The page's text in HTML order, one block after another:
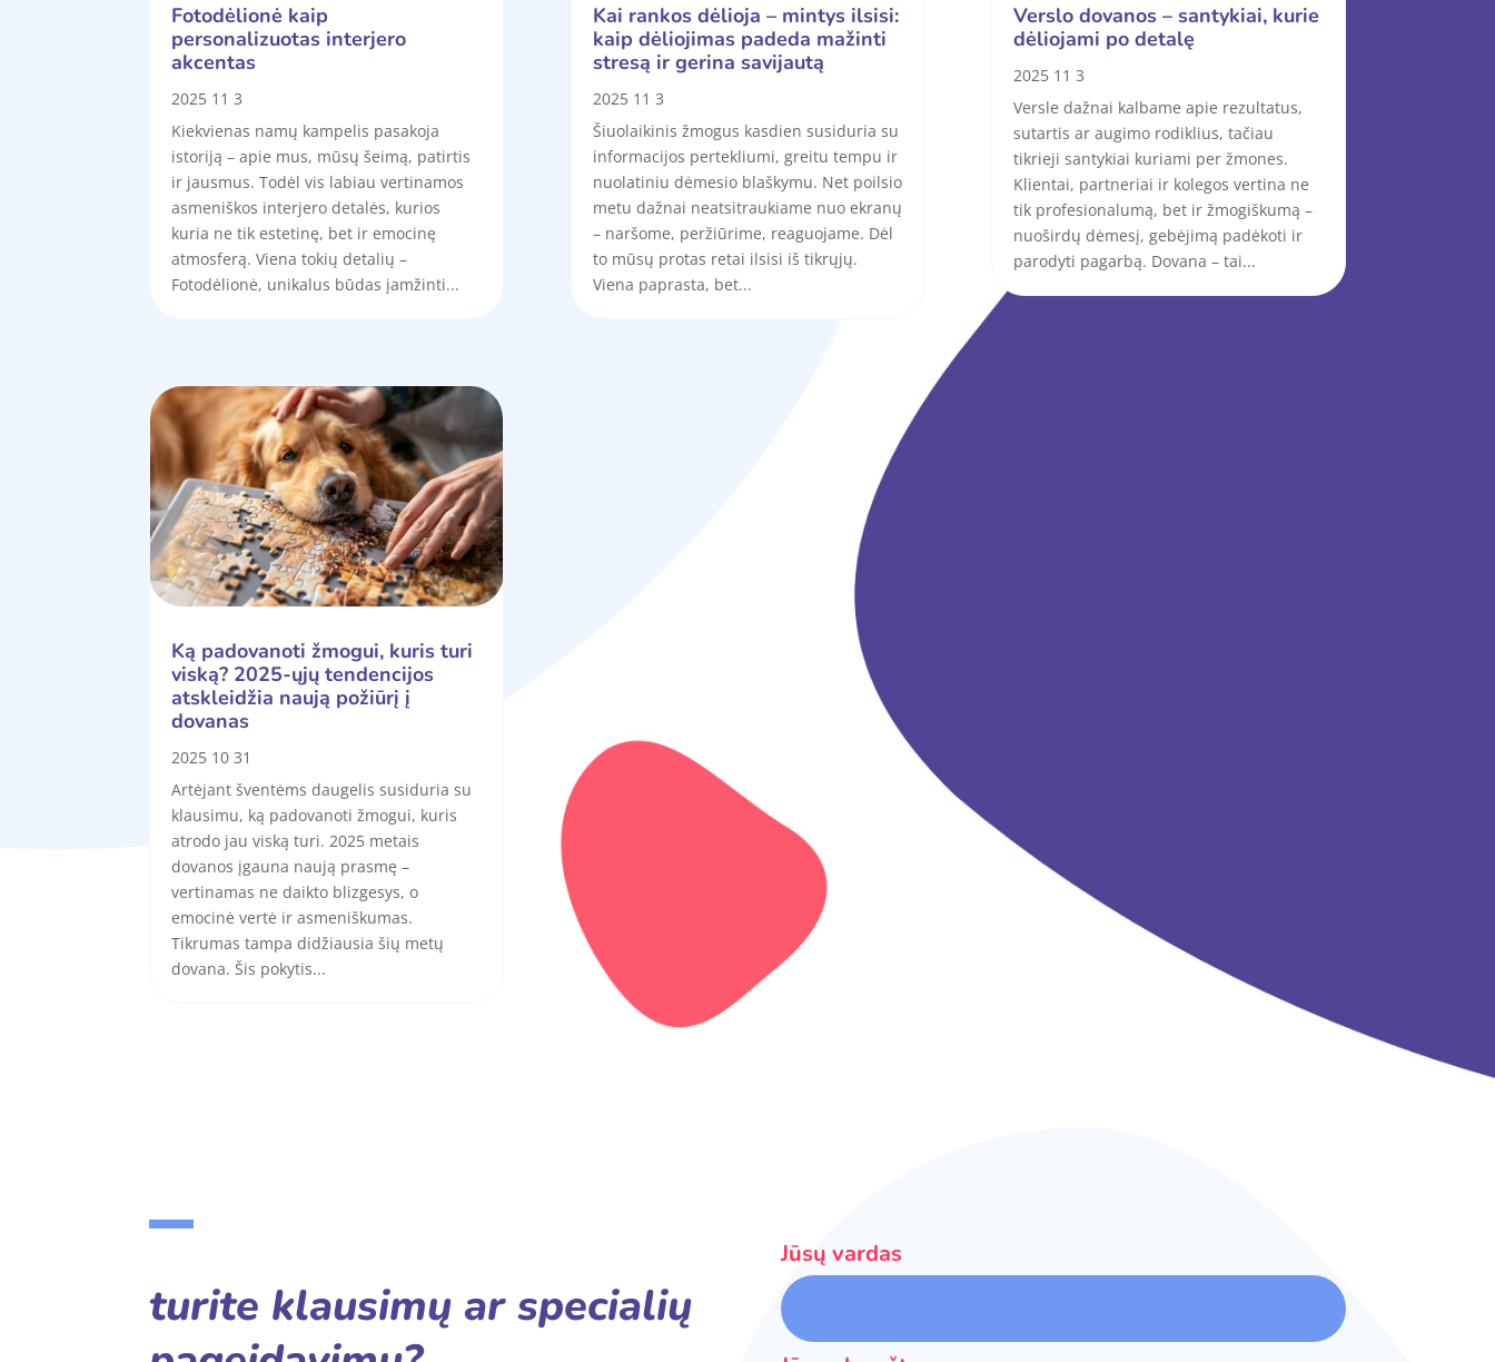
Fotodėlionė kaip
personalizuotas interjero
akcentas
2025 11 3
Kiekvienas namų kampelis pasakoja
istoriją – apie mus, mūsų šeimą, patirtis
ir jausmus. Todėl vis labiau vertinamos
asmeniškos interjero detalės, kurios
kuria ne tik estetinę, bet ir emocinę
atmosferą. Viena tokių detalių –
Fotodėlionė, unikalus būdas įamžinti...
Ką padovanoti žmogui, kuris turi
viską? 2025-ųjų tendencijos
atskleidžia naują požiūrį į
dovanas
2025 10 31
Artėjant šventėms daugelis susiduria su
klausimu, ką padovanoti žmogui, kuris
atrodo jau viską turi. 2025 metais
dovanos įgauna naują prasmę –
vertinamas ne daikto blizgesys, o
emocinė vertė ir asmeniškumas.
Tikrumas tampa didžiausia šių metų
dovana. Šis pokytis...
Kai rankos dėlioja – mintys ilsisi:
kaip dėliojimas padeda mažinti
stresą ir gerina savijautą
2025 11 3
Šiuolaikinis žmogus kasdien susiduria su
informacijos pertekliumi, greitu tempu ir
nuolatiniu dėmesio blaškymu. Net poilsio
metu dažnai neatsitraukiame nuo ekranų
– naršome, peržiūrime, reaguojame. Dėl
to mūsų protas retai ilsisi iš tikrųjų.
Viena paprasta, bet...
Verslo dovanos – santykiai, kurie
dėliojami po detalę
2025 11 3
Versle dažnai kalbame apie rezultatus,
sutartis ar augimo rodiklius, tačiau
tikrieji santykiai kuriami per žmones.
Klientai, partneriai ir kolegos vertina ne
tik profesionalumą, bet ir žmogiškumą –
nuoširdų dėmesį, gebėjimą padėkoti ir
parodyti pagarbą. Dovana – tai...
turite klausimų ar specialių
Jūsų vardas